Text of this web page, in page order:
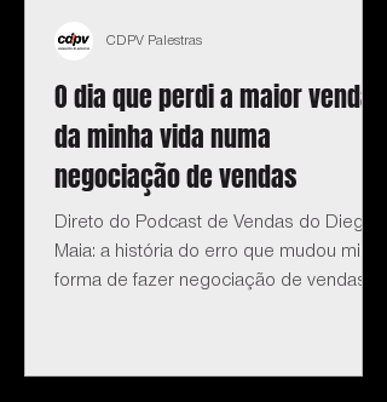
O dia que perdi a maior venda
da minha vida numa
negociação de vendas
Direto do Podcast de Vendas do Diego
Maia: a história do erro que mudou minha
forma de fazer negociação de vendas.
CDPV Palestras